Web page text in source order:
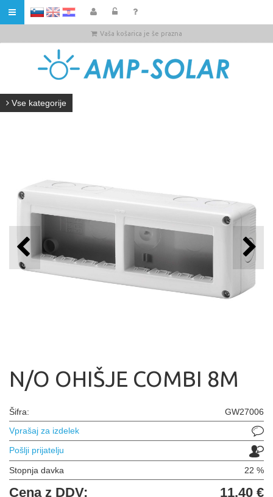
HR
Vaša košarica je še prazna
Vse kategorije
N/O OHIŠJE COMBI 8M
Šifra:
GW27006
Vprašaj za izdelek
Pošlji prijatelju
Stopnja davka 22 %
Cena z DDV: 11,40 €